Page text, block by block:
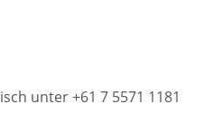
unter +61 7 5571 1181